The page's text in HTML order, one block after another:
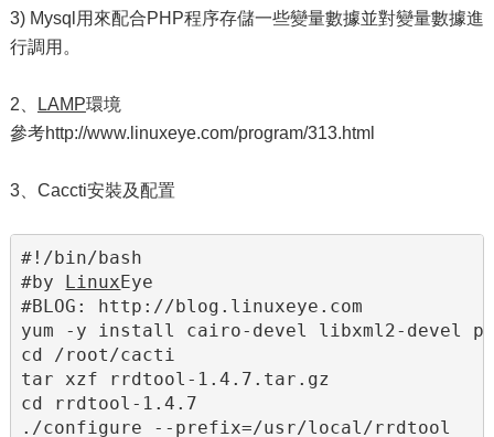
3) Mysql用來配合PHP程序存儲一些變量數據並對變量數據進
行調用。
2、 LAMP環境
參考http://www.linuxeye.com/program/313.html
3、Caccti安裝及配置
#!/bin/bash
#by LinuxEye
#BLOG: http://blog.linuxeye.com
yum -y install cairo-devel libxml2-devel
cd /root/cacti
tar xzf rrdtool-1.4.7.tar.gz
cd rrdtool-1.4.7
./configure --prefix=/usr/local/rrdtool